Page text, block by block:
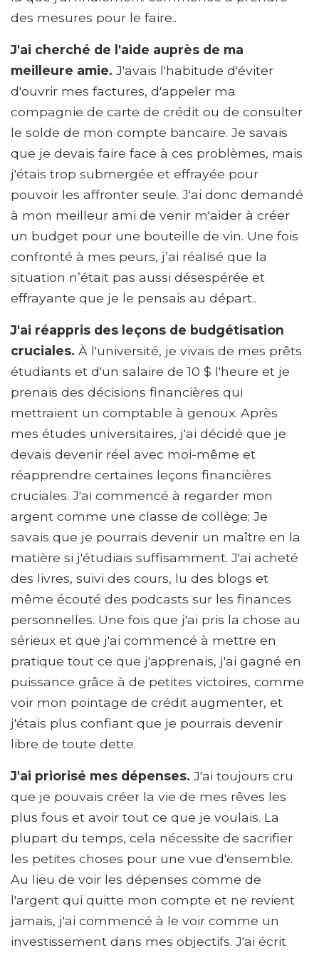
des mesures pour le faire..
J'ai cherché de l'aide auprès de ma
meilleure amie. J'avais l'habitude d'éviter
d'ouvrir mes factures, d'appeler ma
compagnie de carte de crédit ou de consulter
le solde de mon compte bancaire. Je savais
que je devais faire face à ces problèmes, mais
j'étais trop submergée et effrayée pour
pouvoir les affronter seule. J'ai donc demandé
à mon meilleur ami de venir m'aider à créer
un budget pour une bouteille de vin. Une fois
confronté à mes peurs, j’ai réalisé que la
situation n’était pas aussi désespérée et
effrayante que je le pensais au départ..
J'ai réappris des leçons de budgétisation
cruciales. À l'université, je vivais de mes prêts
étudiants et d'un salaire de 10 $ l'heure et je
prenais des décisions financières qui
mettraient un comptable à genoux. Après
mes études universitaires, j'ai décidé que je
devais devenir réel avec moi-même et
réapprendre certaines leçons financières
cruciales. J'ai commencé à regarder mon
argent comme une classe de collège; Je
savais que je pourrais devenir un maître en la
matière si j'étudiais suffisamment. J'ai acheté
des livres, suivi des cours, lu des blogs et
même écouté des podcasts sur les finances
personnelles. Une fois que j'ai pris la chose au
sérieux et que j'ai commencé à mettre en
pratique tout ce que j'apprenais, j'ai gagné en
puissance grâce à de petites victoires, comme
voir mon pointage de crédit augmenter, et
j'étais plus confiant que je pourrais devenir
libre de toute dette.
J'ai priorisé mes dépenses. J'ai toujours cru
que je pouvais créer la vie de mes rêves les
plus fous et avoir tout ce que je voulais. La
plupart du temps, cela nécessite de sacrifier
les petites choses pour une vue d'ensemble.
Au lieu de voir les dépenses comme de
l'argent qui quitte mon compte et ne revient
jamais, j'ai commencé à le voir comme un
investissement dans mes objectifs. J'ai écrit